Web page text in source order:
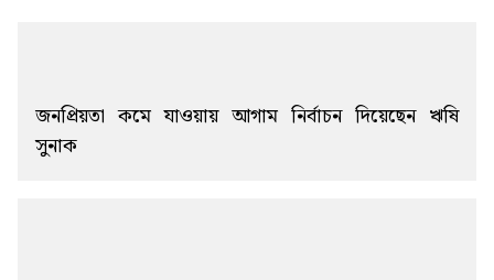
জনপ্রিয়তা কমে যাওয়ায় আগাম নির্বাচন দিয়েছেন ঋষি
সুনাক